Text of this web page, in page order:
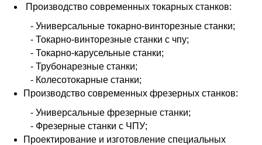
Производство современных токарных станков:
- Универсальные токарно-винторезные станки;
- Токарно-винторезные станки с чпу;
- Токарно-карусельные станки;
- Трубонарезные станки;
- Колесотокарные станки;
Производство современных фрезерных станков:
- Универсальные фрезерные станки;
- Фрезерные станки с ЧПУ;
Проектирование и изготовление специальных